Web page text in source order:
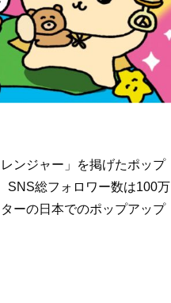
ンジャー」を掲げたポップ
SNS総フォロワー数は100万
ーの日本でのポップアップ